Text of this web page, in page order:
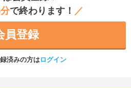
で終わります！ ／
員登録
済みの方はログイン